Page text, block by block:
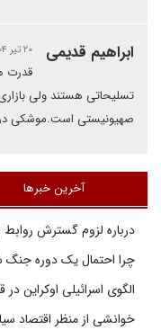
ابراهیم قدیمی ۲۰ تیر ۱۴۰۴ | ۲۳:۵۰
قدرت
تسلیحاتی هستند ولی
صهیونیستی است.موشکی
آخرین خبرها
درباره لزوم گسترش روابط
چرا احتمال یک دوره جنگ
الگوی اسرائیلی اوکراین در
خوانشی از منظر اقتصاد